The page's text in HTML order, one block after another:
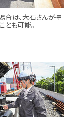
合は、大石さんが持
とも可能。